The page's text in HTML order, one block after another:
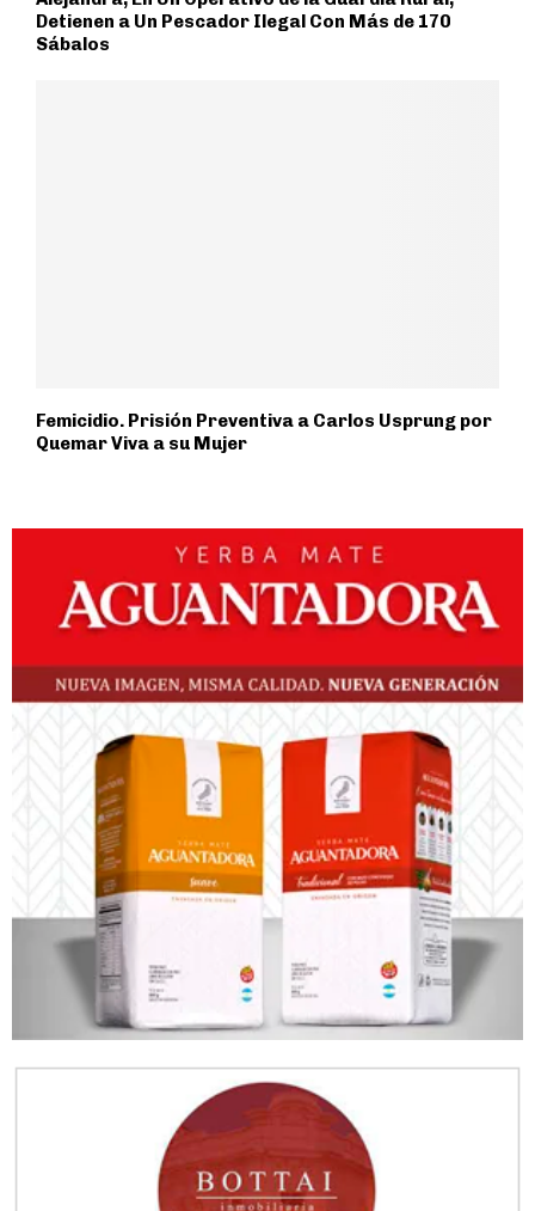
Detienen a Un Pescador Ilegal Con Más de 170
Sábalos
Femicidio. Prisión Preventiva a Carlos Usprung por
Quemar Viva a su Mujer